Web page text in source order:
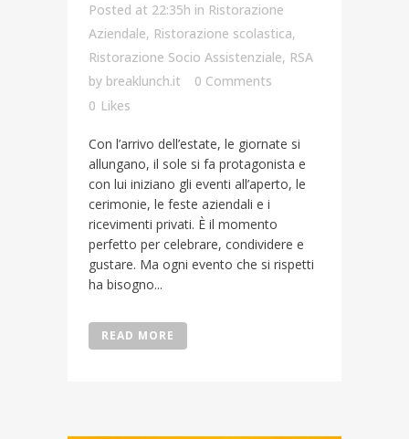
Posted at 22:35h in Ristorazione
Aziendale, Ristorazione scolastica,
Ristorazione Socio Assistenziale, RSA
by breaklunch.it
0 Comments
0 Likes
Con l’arrivo dell’estate, le giornate si
allungano, il sole si fa protagonista e
con lui iniziano gli eventi all’aperto, le
cerimonie, le feste aziendali e i
ricevimenti privati. È il momento
perfetto per celebrare, condividere e
gustare. Ma ogni evento che si rispetti
ha bisogno...
READ MORE